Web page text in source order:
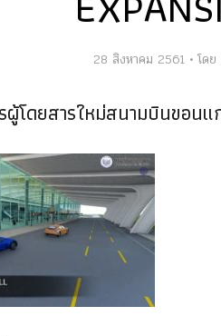
28 สิงหาคม 2561 โดย
ผู้โดยสารใหม่สนามบินขอนแ